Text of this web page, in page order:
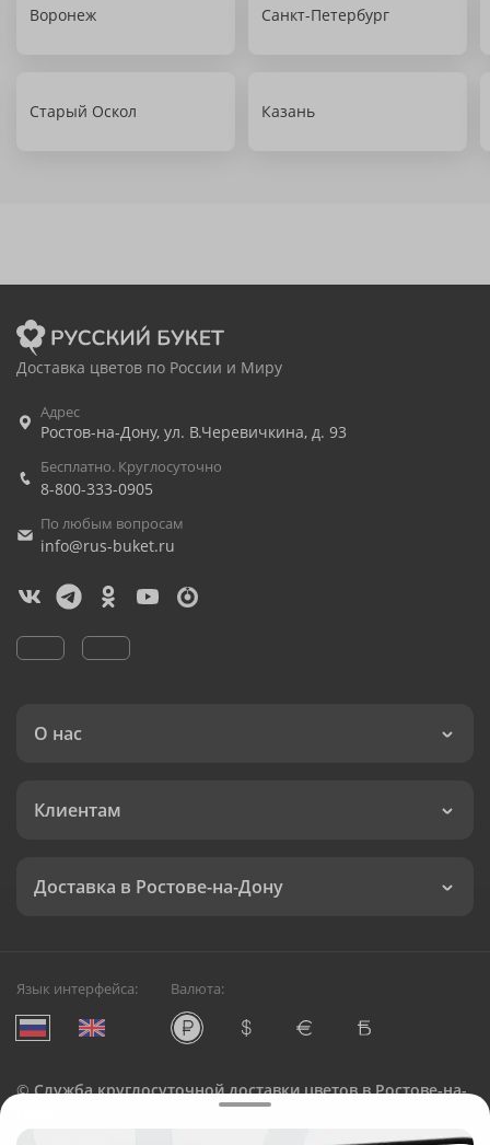
Воронеж Санкт-Петербург
Старый Оскол Казань
Доставка цветов по России и Миру
Адрес
Ростов-на-Дону, ул. В.Черевичкина, д. 93
Бесплатно. Круглосуточно
8-800-333-0905
По любым вопросам
info@rus-buket.ru
О нас
Клиентам
Доставка в Ростове-на-Дону
Язык интерфейса: Валюта:
©Служба круглосуточной доставки цветов в Ростове-на-
Русский Букет, 2026